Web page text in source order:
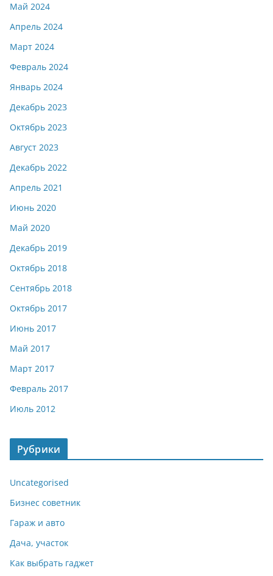
Май 2024
Апрель 2024
Март 2024
Февраль 2024
Январь 2024
Декабрь 2023
Октябрь 2023
Август 2023
Декабрь 2022
Апрель 2021
Июнь 2020
Май 2020
Декабрь 2019
Октябрь 2018
Сентябрь 2018
Октябрь 2017
Июнь 2017
Май 2017
Март 2017
Февраль 2017
Июль 2012
Рубрики
Uncategorised
Бизнес советник
Гараж и авто
Дача, участок
Как выбрать гаджет